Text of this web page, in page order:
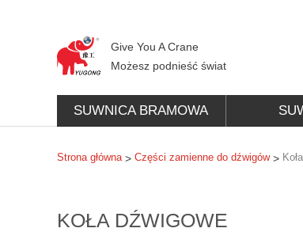
Give You A Crane
Możesz podnieść świat
SUWNICA BRAMOWA
Strona główna> Części zamienne do dźwigów>
KOŁA DŹWIGOWE